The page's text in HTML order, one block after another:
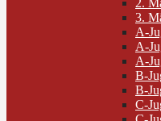
2.
3.
A-
A-
A-
B-
B-
C-